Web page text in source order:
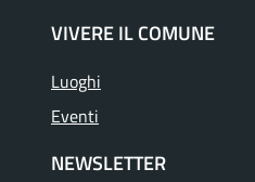
VIVERE IL COMUNE
Luoghi
Eventi
NEWSLETTER